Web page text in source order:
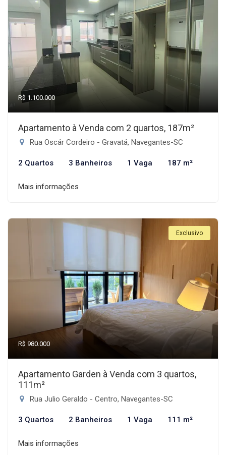
R$ 1.100.000
Apartamento à Venda com 2 quartos, 187m²
Rua Oscár Cordeiro - Gravatá, Navegantes-SC
2 Quartos 3 Banheiros 1 Vaga 187 m²
Mais informações
Exclusivo
R$ 980.000
Apartamento Garden à Venda com 3 quartos,
111m²
Rua Julio Geraldo - Centro, Navegantes-SC
3 Quartos 2 Banheiros 1 Vaga 111 m²
Mais informações